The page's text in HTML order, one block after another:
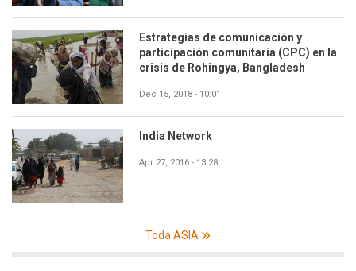
Estrategias de comunicación y
participación comunitaria (CPC) en la
crisis de Rohingya, Bangladesh
Dec 15, 2018 - 10:01
India Network
Apr 27, 2016 - 13:28
Toda ASIA